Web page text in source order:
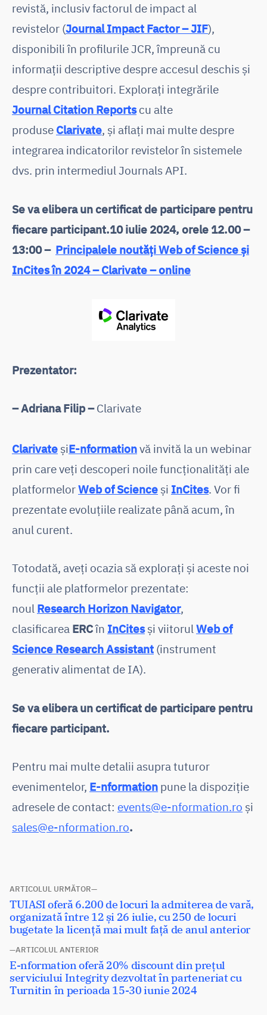
revistă, inclusiv factorul de impact al
revistelor (Journal Impact Factor – JIF),
disponibili în profilurile JCR, împreună cu
informații descriptive despre accesul deschis și
despre contribuitori. Explorați integrările
Journal Citation Reportscu alte
produse Clarivate, și aflați mai multe despre
integrarea indicatorilor revistelor în sistemele
dvs. prin intermediul Journals API.
Se va elibera un certificat de participare pentru
fiecare participant.10 iulie 2024, orele 12.00 –
13:00 – Principalele noutăți Web of Science și
InCites în 2024 – Clarivate – online
Prezentator:
– Adriana Filip –Clarivate
Clarivate șiE-nformationvă invită la un webinar
prin care veți descoperi noile funcționalități ale
platformelorWeb of Science și InCites. Vor fi
prezentate evoluțiile realizate până acum, în
anul curent.
Totodată, aveți ocazia să explorați și aceste noi
funcții ale platformelor prezentate:
noul Research Horizon Navigator,
clasificarea ERCîn InCitesși viitorulWeb of
Science Research Assistant (instrument
generativ alimentat de IA).
Se va elibera un certificat de participare pentru
fiecare participant.
Pentru mai multe detalii asupra tuturor
evenimentelor, E-nformation pune la dispoziție
adresele de contact: events@e-nformation.ro și
sales@e-nformation.ro.
Navigare
în
articole
ARTICOLUL ANTERIOR
Articolul
anterior:
E-nformation oferă 20% discount din prețul
serviciului Integrity dezvoltat în parteneriat cu
Turnitin în perioada 15-30 iunie 2024
ARTICOLUL URMĂTOR
Articolul
următor:
TUIASI oferă 6.200 de locuri la admiterea de vară,
organizată între 12 și 26 iulie, cu 250 de locuri
bugetate la licență mai mult față de anul anterior